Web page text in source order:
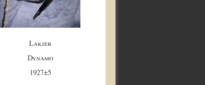
Lakjer
Dynamo
1927±5